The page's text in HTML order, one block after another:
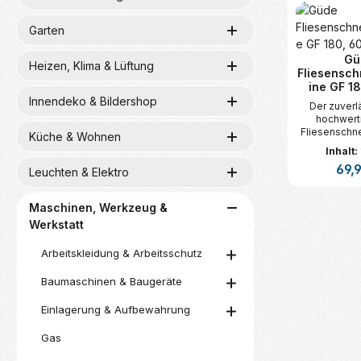
Garten
Heizen, Klima & Lüftung
Innendeko & Bildershop
Küche & Wohnen
Leuchten & Elektro
Maschinen, Werkzeug &
Werkstatt
Arbeitskleidung & Arbeitsschutz
Baumaschinen & Baugeräte
Einlagerung & Aufbewahrung
Gas
ine GF
Der
GF 180,
durch seine
und seine
Inhalt: